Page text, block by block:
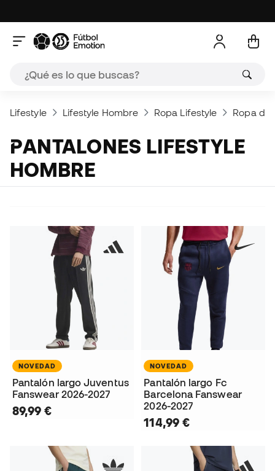
Lifestyle Lifestyle Hombre Ropa Lifestyle Ropa
PANTALONES LIFESTYLE
HOMBRE
NOVEDAD
Pantalón largo Juventus
Fanswear 2026-2027
89,99 €
NOVEDAD
Pantalón largo Fc
Barcelona Fanswear
2026-2027
114,99 €